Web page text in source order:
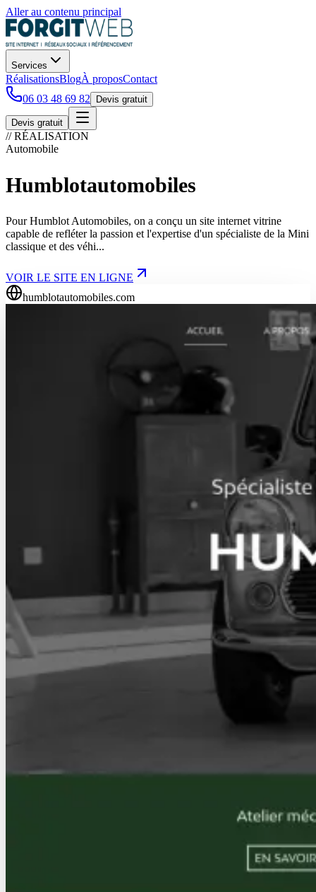
Aller au contenu principal
Services
RéalisationsBlogÀ proposContact
06 03 48 69 82
Devis gratuit
Devis gratuit
// RÉALISATION
Automobile
Humblotautomobiles
Pour Humblot Automobiles, on a conçu un site internet vitrine
capable de refléter la passion et l'expertise d'un spécialiste de la Mini
classique et des véhi...
VOIR LE SITE EN LIGNE
humblotautomobiles.com